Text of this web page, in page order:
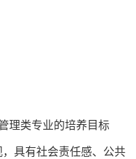
理类专业的培养目标
具有社会责任感、公共